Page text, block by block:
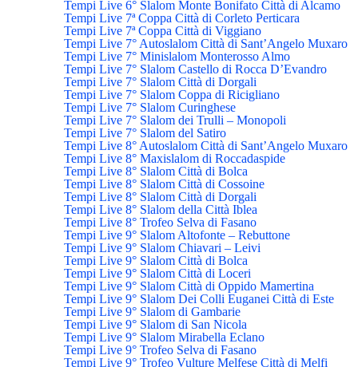
Tempi Live 6° Slalom Monte Bonifato Città di Alcamo
Tempi Live 7ª Coppa Città di Corleto Perticara
Tempi Live 7ª Coppa Città di Viggiano
Tempi Live 7° Autoslalom Città di Sant’Angelo Muxaro
Tempi Live 7° Minislalom Monterosso Almo
Tempi Live 7° Slalom Castello di Rocca D’Evandro
Tempi Live 7° Slalom Città di Dorgali
Tempi Live 7° Slalom Coppa di Ricigliano
Tempi Live 7° Slalom Curinghese
Tempi Live 7° Slalom dei Trulli – Monopoli
Tempi Live 7° Slalom del Satiro
Tempi Live 8° Autoslalom Città di Sant’Angelo Muxaro
Tempi Live 8° Maxislalom di Roccadaspide
Tempi Live 8° Slalom Città di Bolca
Tempi Live 8° Slalom Città di Cossoine
Tempi Live 8° Slalom Città di Dorgali
Tempi Live 8° Slalom della Città Iblea
Tempi Live 8° Trofeo Selva di Fasano
Tempi Live 9° Slalom Altofonte – Rebuttone
Tempi Live 9° Slalom Chiavari – Leivi
Tempi Live 9° Slalom Città di Bolca
Tempi Live 9° Slalom Città di Loceri
Tempi Live 9° Slalom Città di Oppido Mamertina
Tempi Live 9° Slalom Dei Colli Euganei Città di Este
Tempi Live 9° Slalom di Gambarie
Tempi Live 9° Slalom di San Nicola
Tempi Live 9° Slalom Mirabella Eclano
Tempi Live 9° Trofeo Selva di Fasano
Tempi Live 9° Trofeo Vulture Melfese Città di Melfi